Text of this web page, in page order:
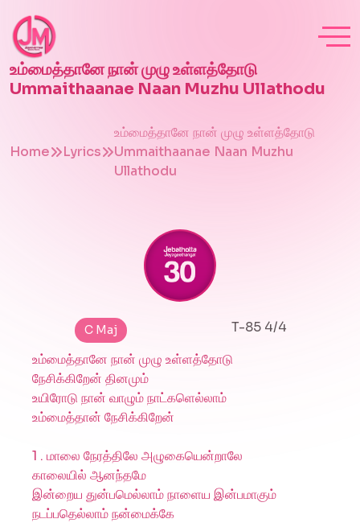
உம்மைத்தானே நான் முழு உள்ளத்தோடு
Ummaithaanae Naan Muzhu Ullathodu
Home Lyrics
உம்மைத்தானே நான் முழு உள்ளத்தோடு
Ummaithaanae Naan Muzhu
Ullathodu
C Maj
T-85 4/4
உம்மைத்தானே நான் முழு உள்ளத்தோடு
நேசிக்கிறேன் தினமும்
உயிரோடு நான் வாழும் நாட்களெல்லாம்
உம்மைத்தான் நேசிக்கிறேன்
1 . மாலை நேரத்திலே அழுகையென்றாலே
காலையில் ஆனந்தமே
இன்றைய துன்பமெல்லாம் நாளைய இன்பமாகும்
நடப்பதெல்லாம் நன்மைக்கே